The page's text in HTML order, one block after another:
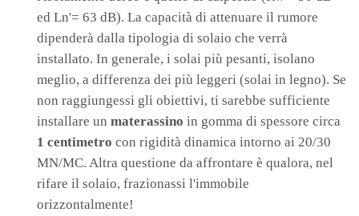
ed Ln'= 63 dB). La capacità di attenuare il rumore
dipenderà dalla tipologia di solaio che verrà
installato. In generale, i solai più pesanti, isolano
meglio, a differenza dei più leggeri (solai in legno). Se
non raggiungessi gli obiettivi, ti sarebbe sufficiente
installare un materassino in gomma di spessore circa
1 centimetro con rigidità dinamica intorno ai 20/30
MN/MC. Altra questione da affrontare è qualora, nel
rifare il solaio, frazionassi l'immobile
orizzontalmente!